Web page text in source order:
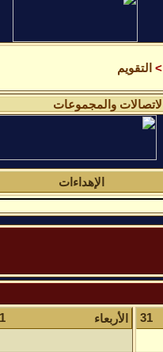
> التقويم
الاتصالات والمجموعات
الإهداءات
31
1 الأربعاء